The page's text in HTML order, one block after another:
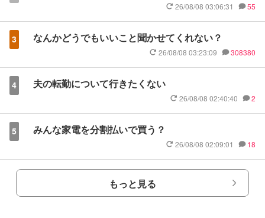
26/08/08 03:06:31 55
3 なんかどうでもいいこと聞かせてくれない？
26/08/08 03:23:09 308380
4 夫の転勤について行きたくない
26/08/08 02:40:40 2
5 みんな家電を分割払いで買う？
26/08/08 02:09:01 18
もっと見る